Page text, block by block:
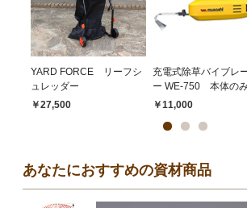
YARD FORCE リーフシ
ュレッダー
￥27,500
充電式除草バイブレ
ー WE-750 本体の
￥11,000
あなたにおすすめの資材商品